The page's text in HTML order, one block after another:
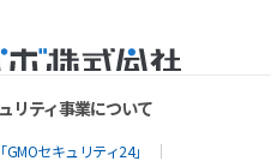
リティ事業について
セキュリティ24」